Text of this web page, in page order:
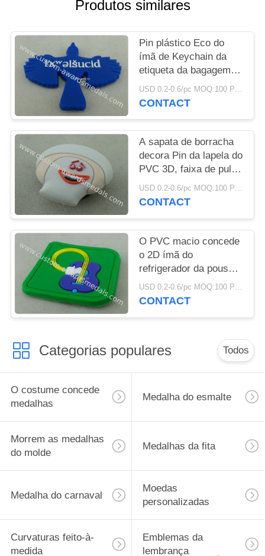
PRIVACY
POLICY
Produtos similares
Pin plástico Eco do
ímã de Keychain da
etiqueta da bagagem
da multi cor - amigávelUSD 0.2-0.6/pc MOQ:100 PCes pelo projeto
CONTACT
A sapata de borracha
decora Pin da lapela do
PVC 3D, faixa de pulso
relativa à promoção do
quadro da foto do PVC
USD 0.2-0.6/pc MOQ:100 PCes pelo projeto
CONTACT
O PVC macio concede
o 2D ímã do
refrigerador da pousa-
copos do PVC, plástico
verde 3D Keychain
USD 0.2-0.6/pc MOQ:100 PCes pelo projeto
CONTACT
Categorias populares Todos
O costume concede
medalhas
Medalha do esmalte
Morrem as medalhas
do molde
Medalhas da fita
Medalha do carnaval
Moedas
personalizadas
Curvaturas feito-à-
medida
Emblemas da
lembrança